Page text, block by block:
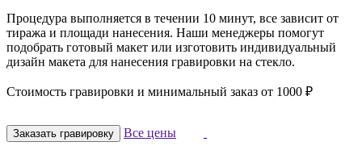
Процедура выполняется в течении 10 минут, все зависит от
тиража и площади нанесения. Наши менеджеры помогут
подобрать готовый макет или изготовить индивидуальный
дизайн макета для нанесения гравировки на стекло.
Стоимость гравировки и минимальный заказ от 1000 ₽
Заказать гравировку Все цены